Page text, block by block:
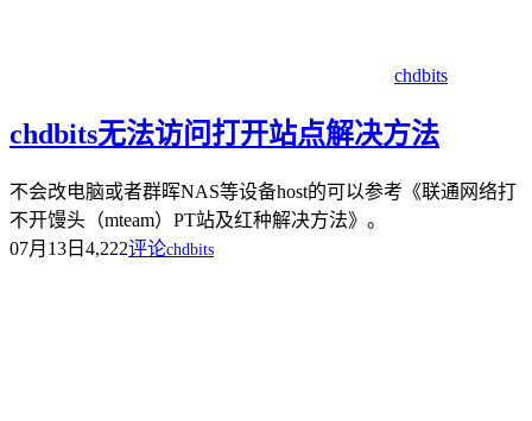
chdbits
chdbits无法访问打开站点解决方法
不会改电脑或者群晖NAS等设备host的可以参考《联通网络打
不开馒头（mteam）PT站及红种解决方法》。
07月13日 4,222评论chdbits